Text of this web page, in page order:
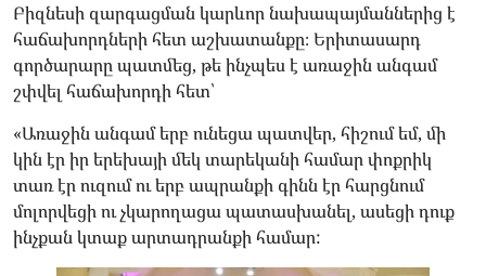
Բիզնեսի զարգացման կարևոր նախապայմաններից է
հաճախորդների հետ աշխատանքը։ Երիտասարդ
գործարարը պատմեց, թե ինչպես է առաջին անգամ
շփվել հաճախորդի հետ՝
«Առաջին անգամ երբ ունեցա պատվեր, հիշում եմ, մի
կին էր իր երեխայի մեկ տարեկանի համար փոքրիկ
տառ էր ուզում ու երբ ապրանքի գինն էր հարցնում
մոլորվեցի ու չկարողացա պատասխանել, ասեցի դուք
ինչքան կտաք արտադրանքի համար: